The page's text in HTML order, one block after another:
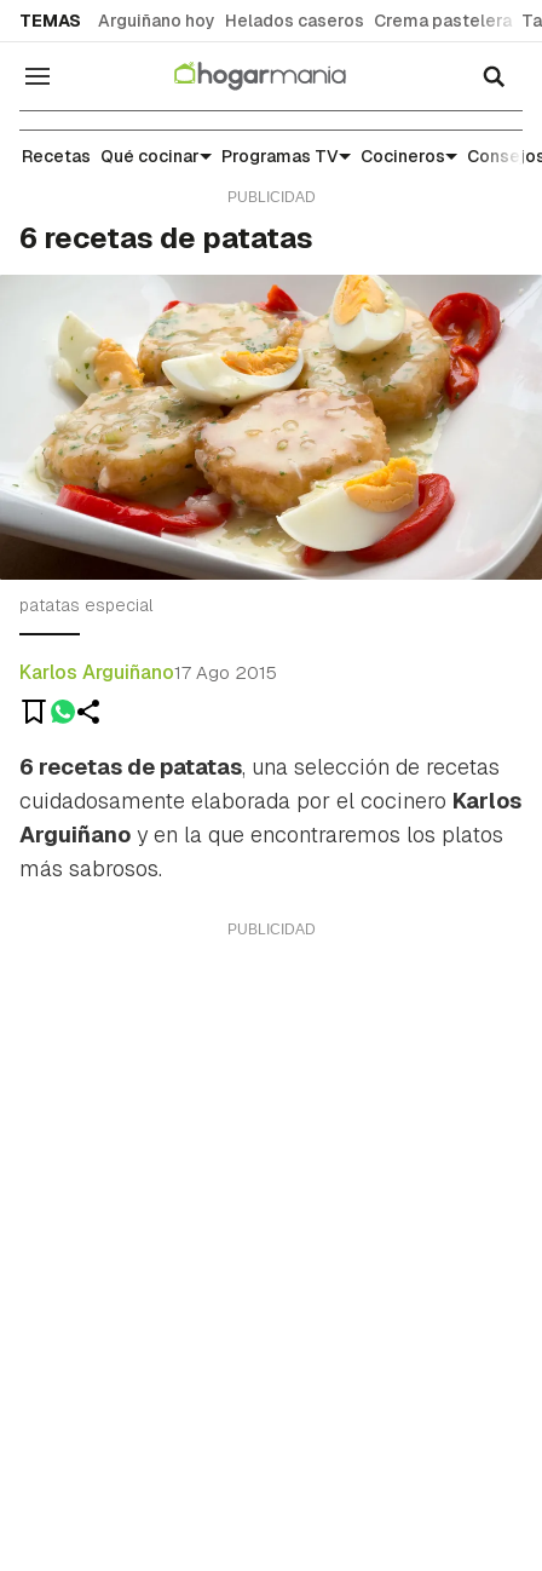
TEMAS Arguiñano hoy Helados caseros Crema pastelera
Navegación
Recetas
Recetas Qué cocinar Programas TV Cocineros
6 recetas de patatas
patatas especial
Karlos Arguiñano17 Ago 2015
6 recetas de patatas, una selección de recetas
cuidadosamente elaborada por el cocinero Karlos
Arguiñano y en la que encontraremos los platos
más sabrosos.